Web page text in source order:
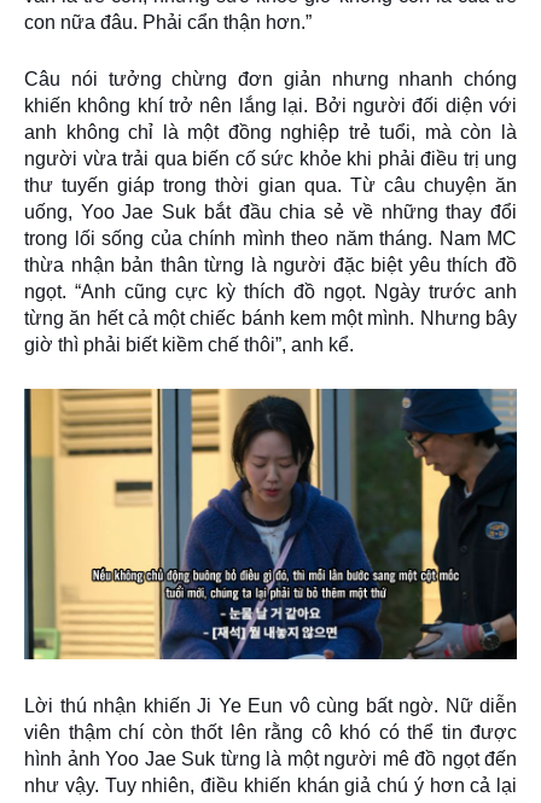
con nữa đâu. Phải cẩn thận hơn.”
Câu nói tưởng chừng đơn giản nhưng nhanh chóng
khiến không khí trở nên lắng lại. Bởi người đối diện với
anh không chỉ là một đồng nghiệp trẻ tuổi, mà còn là
người vừa trải qua biến cố sức khỏe khi phải điều trị ung
thư tuyến giáp trong thời gian qua. Từ câu chuyện ăn
uống, Yoo Jae Suk bắt đầu chia sẻ về những thay đổi
trong lối sống của chính mình theo năm tháng. Nam MC
thừa nhận bản thân từng là người đặc biệt yêu thích đồ
ngọt. “Anh cũng cực kỳ thích đồ ngọt. Ngày trước anh
từng ăn hết cả một chiếc bánh kem một mình. Nhưng bây
giờ thì phải biết kiềm chế thôi”, anh kể.
Lời thú nhận khiến Ji Ye Eun vô cùng bất ngờ. Nữ diễn
viên thậm chí còn thốt lên rằng cô khó có thể tin được
hình ảnh Yoo Jae Suk từng là một người mê đồ ngọt đến
như vậy. Tuy nhiên, điều khiến khán giả chú ý hơn cả lại